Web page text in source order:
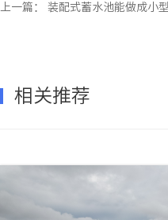
上一篇： 装配式蓄水池能做成小
相关推荐